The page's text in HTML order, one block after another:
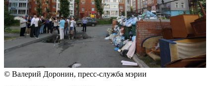
© Валерий Доронин, пресс-служба мэрии